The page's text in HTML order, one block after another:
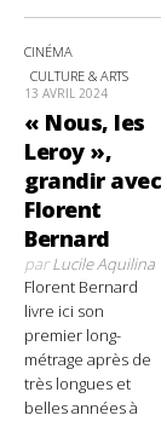
CINÉMA
CULTURE & ARTS
13 AVRIL 2024
« Nous, les
Leroy »,
grandir avec
Florent
Bernard
parLucile Aquilina
Florent Bernard
livre ici son
premier long-
métrage après de
très longues et
belles années à